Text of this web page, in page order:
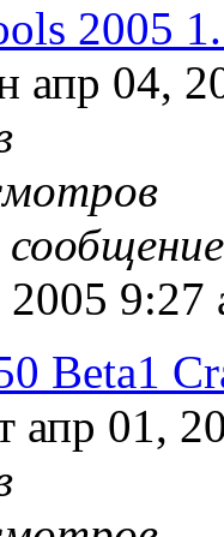
2005
апр 04,
9:27
Beta1
апр 01,